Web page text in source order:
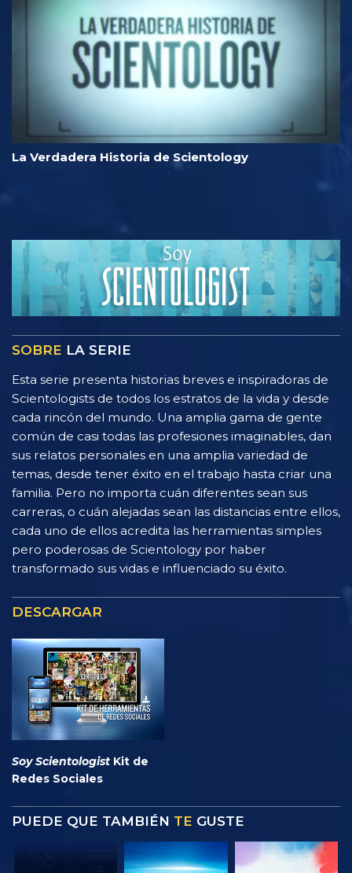
La Verdadera Historia de Scientology
SOBRE LA SERIE
Esta serie presenta historias breves e inspiradoras de
Scientologists de todos los estratos de la vida y desde
cada rincón del mundo. Una amplia gama de gente
común de casi todas las profesiones imaginables, dan
sus relatos personales en una amplia variedad de
temas, desde tener éxito en el trabajo hasta criar una
familia. Pero no importa cuán diferentes sean sus
carreras, o cuán alejadas sean las distancias entre ellos,
cada uno de ellos acredita las herramientas simples
pero poderosas de Scientology por haber
transformado sus vidas e influenciado su éxito.
DESCARGAR
Soy Scientologist Kit de
Redes Sociales
PUEDE QUE TAMBIÉN TE GUSTE